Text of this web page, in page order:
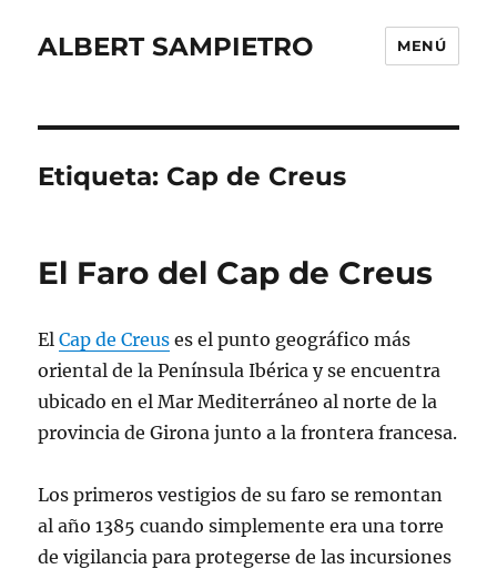
ALBERT SAMPIETRO MENÚ
Etiqueta: Cap de Creus
El Faro del Cap de Creus
ElCap de Creus es el punto geográfico más
oriental de la Península Ibérica y se encuentra
ubicado en el Mar Mediterráneo al norte de la
provincia de Girona junto a la frontera francesa.
Los primeros vestigios de su faro se remontan
al año 1385 cuando simplemente era una torre
de vigilancia para protegerse de las incursiones